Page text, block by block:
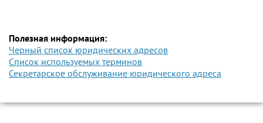
Полезная информация:
Черный список юридических адресов
Список используемых терминов
Секретарское обслуживание юридического адреса